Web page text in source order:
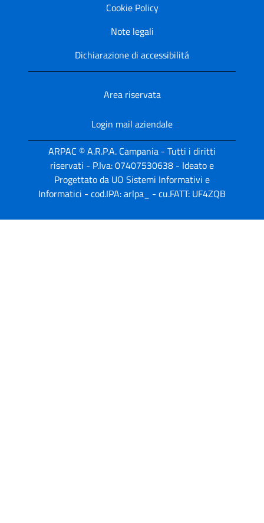
Cookie Policy
Note legali
Dichiarazione di accessibilitá
Area riservata
Login mail aziendale
ARPAC © A.R.P.A. Campania - Tutti i diritti
riservati - P.Iva: 07407530638 - Ideato e
Progettato da UO Sistemi Informativi e
Informatici - cod.IPA: arlpa_ - cu.FATT: UF4ZQB